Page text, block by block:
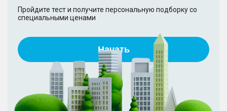
Пройдите тест и получите персональную подборку со
специальными ценами
Начать